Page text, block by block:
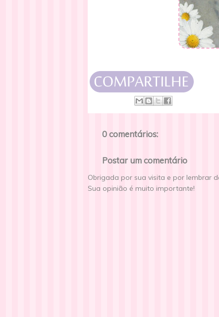
0 comentários:
Postar um comentário
Obrigada por sua visita e por lembrar
Sua opinião é muito importante!